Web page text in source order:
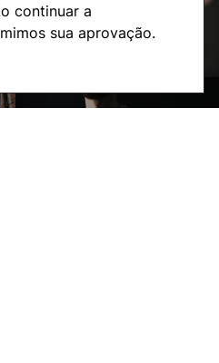
continuar a
sua aprovação.